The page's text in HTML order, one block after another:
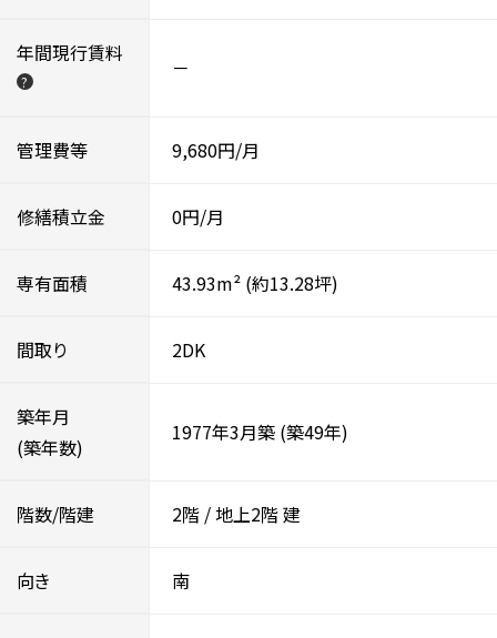
年間現行賃料
? －
管理費等 9,680円/月
修繕積立金 0円/月
専有面積 43.93m² (約13.28坪)
間取り 2DK
築年月
(築年数)
1977年3月築 (築49年)
階数/階建 2階 /地上2階建
向き 南